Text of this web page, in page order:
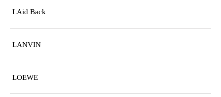
LAid Back
LANVIN
LOEWE